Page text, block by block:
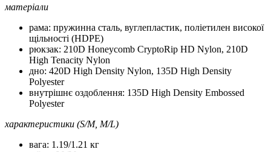
матеріали
рама: пружинна сталь, вуглепластик, поліетилен високої
щільності (HDPE)
рюкзак: 210D Honeycomb CryptoRip HD Nylon, 210D
High Tenacity Nylon
дно: 420D High Density Nylon, 135D High Density
Polyester
внутрішнє оздоблення: 135D High Density Embossed
Polyester
характеристики (S/M, M/L)
вага: 1.19/1.21 кг